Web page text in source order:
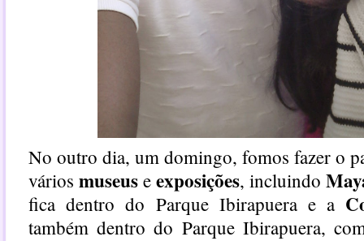
No outro dia, um domingo, fomos fazer o
vários museus e exposições, incluindo
fica dentro do Parque Ibirapuera e a
também dentro do Parque Ibirapuera,